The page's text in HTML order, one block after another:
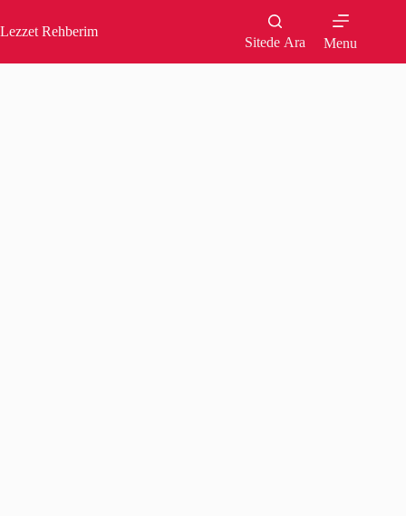
to
content
Lezzet Rehberim
Sitede Ara Menu